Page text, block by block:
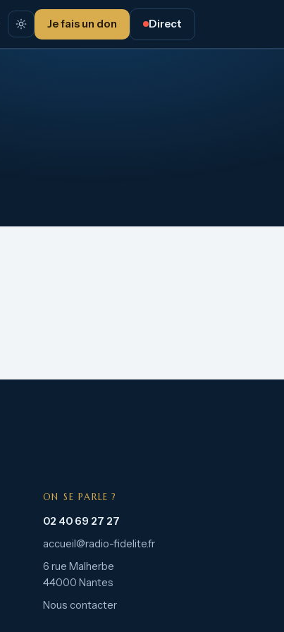
Je fais un don Direct
ON SE PARLE ?
02 40 69 27 27
accueil@radio-fidelite.fr
6 rue Malherbe
44000 Nantes
Nous contacter